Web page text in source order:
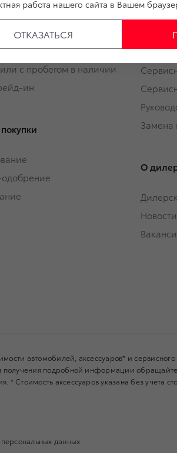
с пробегом
с пробегом в наличии
ин
Замена
О
Новости
автомобилей, аксессуаров* и
подробной информации
Стоимость аксессуаров указана без учета
данных
работа нашего сайта в Вашем
ОТКАЗАТЬСЯ